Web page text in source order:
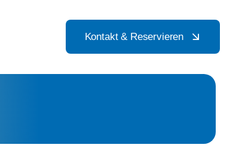
Kontakt & Reservieren